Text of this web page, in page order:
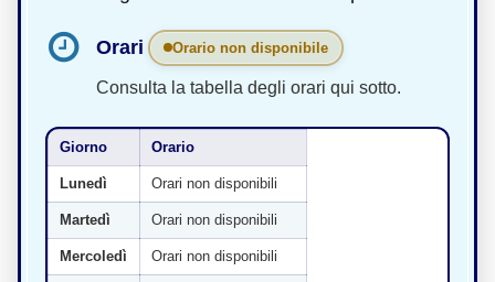
Orari Orario non disponibile
Consulta la tabella degli orari qui sotto.
Giorno Orario
Lunedì Orari non disponibili
Martedì Orari non disponibili
Mercoledì Orari non disponibili